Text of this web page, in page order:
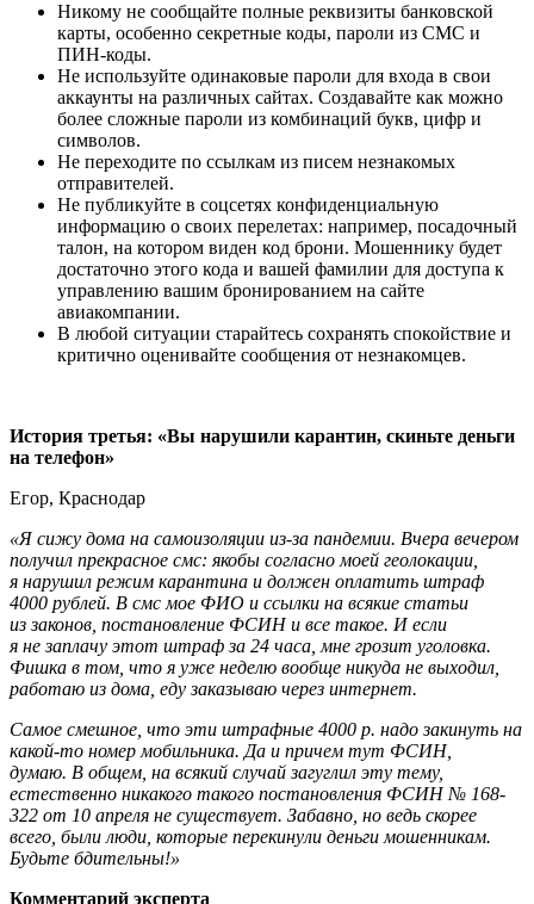
Никому не сообщайте полные реквизиты банковской
карты, особенно секретные коды, пароли из СМС и
ПИН-коды.
Не используйте одинаковые пароли для входа в свои
аккаунты на различных сайтах. Создавайте как можно
более сложные пароли из комбинаций букв, цифр и
символов.
Не переходите по ссылкам из писем незнакомых
отправителей.
Не публикуйте в соцсетях конфиденциальную
информацию о своих перелетах: например, посадочный
талон, на котором виден код брони. Мошеннику будет
достаточно этого кода и вашей фамилии для доступа к
управлению вашим бронированием на сайте
авиакомпании.
В любой ситуации старайтесь сохранять спокойствие и
критично оценивайте сообщения от незнакомцев.
История третья: «Вы нарушили карантин, скиньте деньги
на телефон»
Егор, Краснодар
«Я сижу дома на самоизоляции из-за пандемии. Вчера вечером
получил прекрасное смс: якобы согласно моей геолокации,
я нарушил режим карантина и должен оплатить штраф
4000 рублей. В смс мое ФИО и ссылки на всякие статьи
из законов, постановление ФСИН и все такое. И если
я не заплачу этот штраф за 24 часа, мне грозит уголовка.
Фишка в том, что я уже неделю вообще никуда не выходил,
работаю из дома, еду заказываю через интернет.
Самое смешное, что эти штрафные 4000 р. надо закинуть на
какой-то номер мобильника. Да и причем тут ФСИН,
думаю. В общем, на всякий случай загуглил эту тему,
естественно никакого такого постановления ФСИН № 168-
322 от 10 апреля не существует. Забавно, но ведь скорее
всего, были люди, которые перекинули деньги мошенникам.
Будьте бдительны!»
Комментарий эксперта